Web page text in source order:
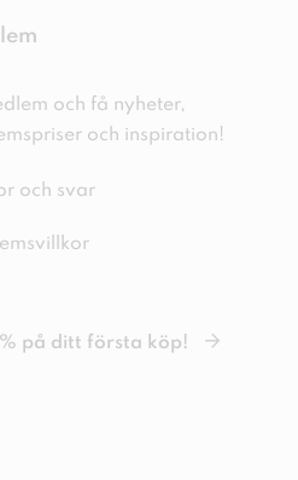
och få nyheter,
och inspiration!
och svar
på ditt första köp!